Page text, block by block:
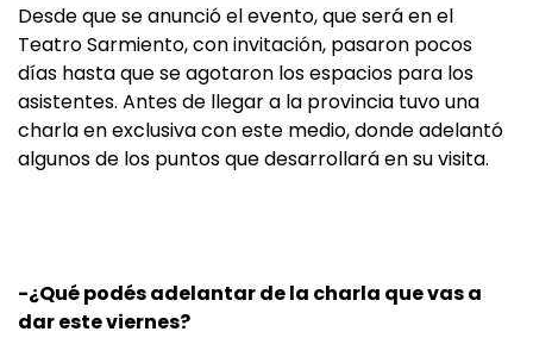
Desde que se anunció el evento, que será en el
Teatro Sarmiento, con invitación, pasaron pocos
días hasta que se agotaron los espacios para los
asistentes. Antes de llegar a la provincia tuvo una
charla en exclusiva con este medio, donde adelantó
algunos de los puntos que desarrollará en su visita.
-¿Qué podés adelantar de la charla que vas a
dar este viernes?